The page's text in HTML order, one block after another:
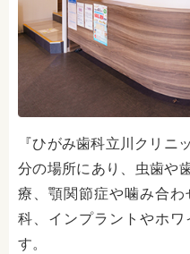
『ひがみ歯科立川クリニ
分の場所にあり、虫歯や
療、顎関節症や噛み合
科、インプラントやホ
す。